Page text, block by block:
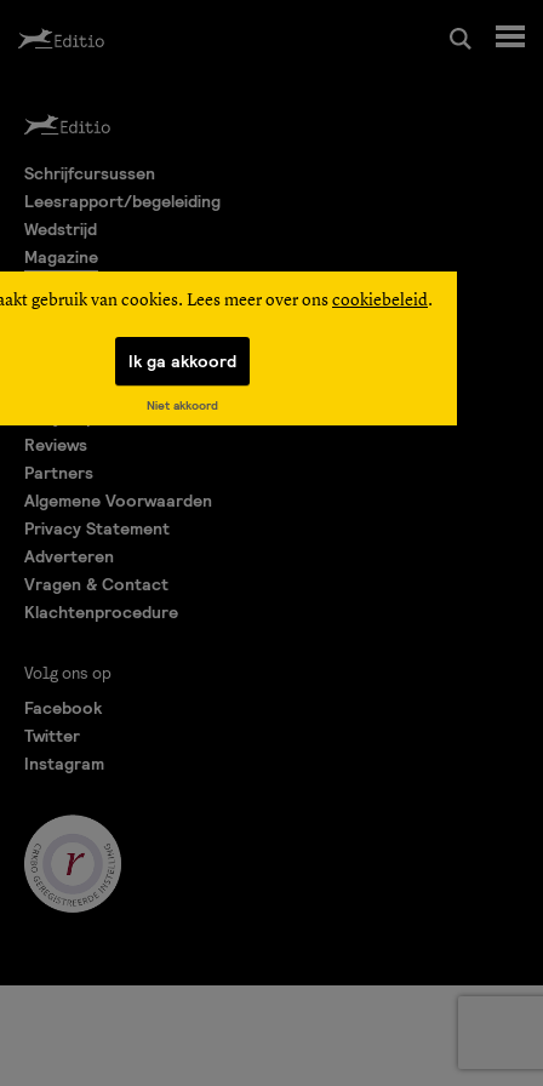
Leesrapport/begeleiding
Wedstrijd
Editio Producties
gebruik van cookies. Lees meer over ons cookiebeleid.
Ik ga akkoord
Niet akkoord
Schrijfcursussen
Leesrapport/begeleiding
Wedstrijd
Magazine
Reviews
Partners
Algemene Voorwaarden
Privacy Statement
Adverteren
Vragen & Contact
Klachtenprocedure
Volg ons op
Facebook
Twitter
Instagram